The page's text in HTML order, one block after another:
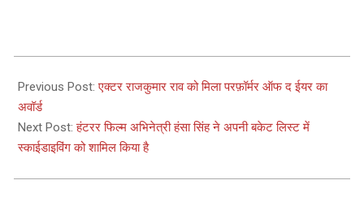
07-
01
Previous Post:एक्टर राजकुमार राव को मिला परफ़ॉर्मर ऑफ द ईयर का
अवॉर्ड
Next Post:हंटरर फिल्म अभिनेत्री हंसा सिंह ने अपनी बकेट लिस्ट में
स्काईडाइविंग को शामिल किया है